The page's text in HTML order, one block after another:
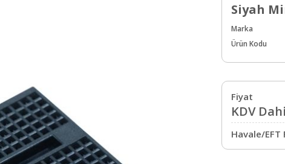
Siyah
Marka
Ürün Kodu
Fiyat
KDV
Havale/EFT